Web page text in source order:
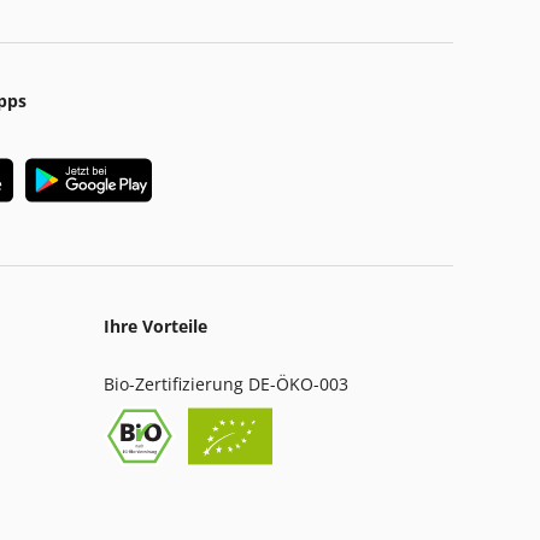
Ihre Vorteile
Bio-Zertifizierung DE-ÖKO-003